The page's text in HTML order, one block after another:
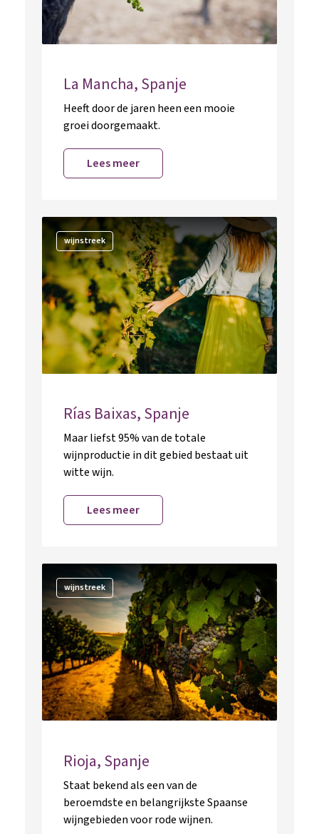
La Mancha, Spanje
Heeft door de jaren heen een mooie
groei doorgemaakt.
Lees meer
wijnstreek
Rías Baixas, Spanje
Maar liefst 95% van de totale
wijnproductie in dit gebied bestaat uit
witte wijn.
Lees meer
wijnstreek
Rioja, Spanje
Staat bekend als een van de
beroemdste en belangrijkste Spaanse
wijngebieden voor rode wijnen.